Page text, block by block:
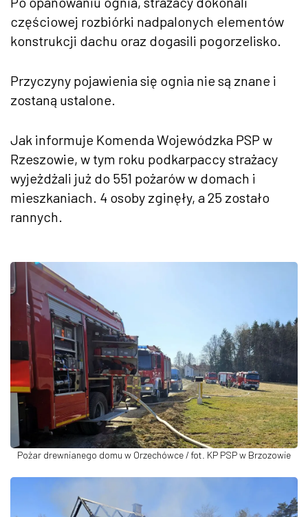
częściowej rozbiórki nadpalonych elementów
konstrukcji dachu oraz dogasili pogorzelisko.
Przyczyny pojawienia się ognia nie są znane i
zostaną ustalone.
Jak informuje Komenda Wojewódzka PSP w
Rzeszowie, w tym roku podkarpaccy strażacy
wyjeżdżali już do 551 pożarów w domach i
mieszkaniach. 4 osoby zginęły, a 25 zostało
rannych.
Pożar drewnianego domu w Orzechówce / fot. KP PSP w Brzozowie